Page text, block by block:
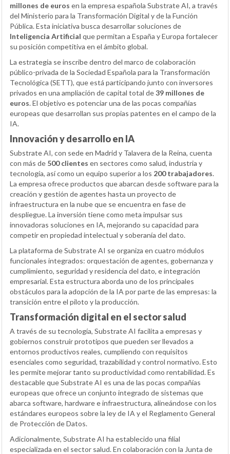
millones de euros en la empresa española Substrate AI, a través
del Ministerio para la Transformación Digital y de la Función
Pública. Esta iniciativa busca desarrollar soluciones de
Inteligencia Artificial que permitan a España y Europa fortalecer
su posición competitiva en el ámbito global.
La estrategia se inscribe dentro del marco de colaboración
público-privada de la Sociedad Española para la Transformación
Tecnológica (SETT), que está participando junto con inversores
privados en una ampliación de capital total de39 millones de
euros. El objetivo es potenciar una de las pocas compañías
europeas que desarrollan sus propias patentes en el campo de la
IA.
Innovación y desarrollo en IA
Substrate AI, con sede en Madrid y Talavera de la Reina, cuenta
con más de 500 clientes en sectores como salud, industria y
tecnología, así como un equipo superior a los 200 trabajadores.
La empresa ofrece productos que abarcan desde software para la
creación y gestión de agentes hasta un proyecto de
infraestructura en la nube que se encuentra en fase de
despliegue. La inversión tiene como meta impulsar sus
innovadoras soluciones en IA, mejorando su capacidad para
competir en propiedad intelectual y soberanía del dato.
La plataforma de Substrate AI se organiza en cuatro módulos
funcionales integrados: orquestación de agentes, gobernanza y
cumplimiento, seguridad y residencia del dato, e integración
empresarial. Esta estructura aborda uno de los principales
obstáculos para la adopción de la IA por parte de las empresas: la
transición entre el piloto y la producción.
Transformación digital en el sector salud
A través de su tecnología, Substrate AI facilita a empresas y
gobiernos construir prototipos que pueden ser llevados a
entornos productivos reales, cumpliendo con requisitos
esenciales como seguridad, trazabilidad y control normativo. Esto
les permite mejorar tanto su productividad como rentabilidad. Es
destacable que Substrate AI es una de las pocas compañías
europeas que ofrece un conjunto integrado de sistemas que
abarca software, hardware e infraestructura, alineándose con los
estándares europeos sobre la ley de IA y el Reglamento General
de Protección de Datos.
Adicionalmente, Substrate AI ha establecido una filial
especializada en el sector salud. En colaboración con la Junta de